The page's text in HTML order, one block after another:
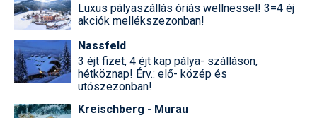
Luxus pályaszállás óriás wellnessel! 3=4 éj
akciók mellékszezonban!
Nassfeld
3 éjt fizet, 4 éjt kap pálya- szálláson,
hétköznap! Érv.: elő- közép és
utószezonban!
Kreischberg - Murau